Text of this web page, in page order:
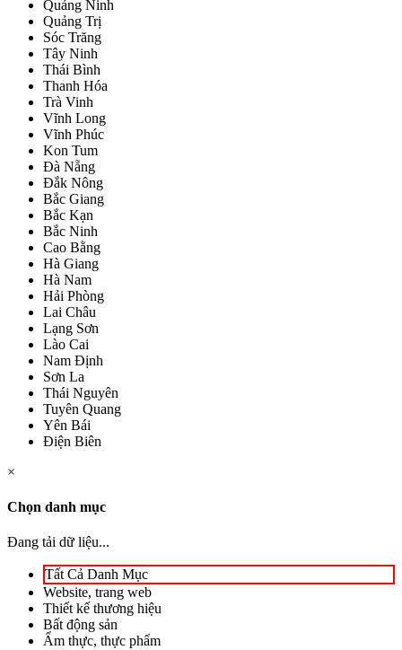
Quảng Ninh
Quảng Trị
Sóc Trăng
Tây Ninh
Thái Bình
Thanh Hóa
Trà Vinh
Vĩnh Long
Vĩnh Phúc
Kon Tum
Đà Nẵng
Đắk Nông
Bắc Giang
Bắc Kạn
Bắc Ninh
Cao Bằng
Hà Giang
Hà Nam
Hải Phòng
Lai Châu
Lạng Sơn
Lào Cai
Nam Định
Sơn La
Thái Nguyên
Tuyên Quang
Yên Bái
Điện Biên
×
Chọn danh mục
Đang tải dữ liệu...
Tất Cả Danh Mục
Website, trang web
Thiết kế thương hiệu
Bất động sản
Ẩm thực, thực phẩm